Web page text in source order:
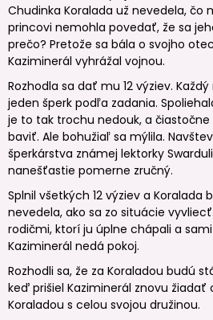
Chudinka Koralada už nevedela, čo
princovi nemohla povedať, že sa
prečo? Pretože sa bála o svojho
Kaziminerál vyhrážal vojnou.
Rozhodla sa dať mu 12 výziev.
jeden šperk podľa zadania.
je to tak trochu nedouk, a
baviť. Ale bohužiaľ sa mýlila.
šperkárstva známej lektorky
nanešťastie pomerne zručný.
Splnil všetkých 12 výziev a Koralada
nevedela, ako sa zo situácie
rodičmi, ktorí ju úplne chápali a
Kaziminerál nedá pokoj.
Rozhodli sa, že za Koraladou budú
keď prišiel Kaziminerál znovu žiadať
Koraladou s celou svojou družinou.